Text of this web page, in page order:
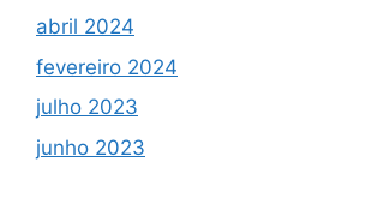
abril 2024
fevereiro 2024
julho 2023
junho 2023